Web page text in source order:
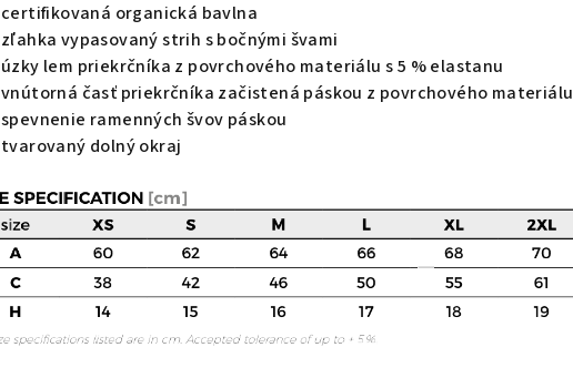
certifikovaná organická bavlna
zľahka vypasovaný strih s bočnými švami
úzky lem priekrčníka z povrchového materiálu s 5 % elastanu
vnútorná časť priekrčníka začistená páskou z povrchového materiálu
spevnenie ramenných švov páskou
tvarovaný dolný okraj